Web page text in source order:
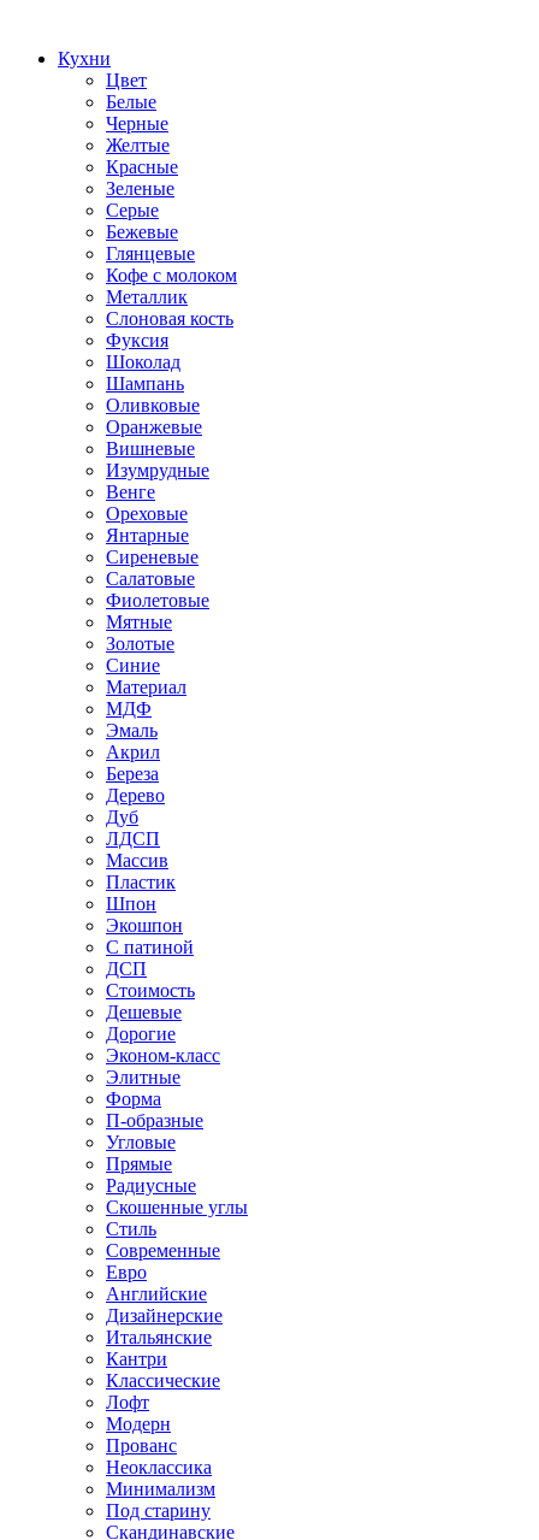
Кухни
Цвет
Белые
Черные
Желтые
Красные
Зеленые
Серые
Бежевые
Глянцевые
Кофе с молоком
Металлик
Слоновая кость
Фуксия
Шоколад
Шампань
Оливковые
Оранжевые
Вишневые
Изумрудные
Венге
Ореховые
Янтарные
Сиреневые
Салатовые
Фиолетовые
Мятные
Золотые
Синие
Материал
МДФ
Эмаль
Акрил
Береза
Дерево
Дуб
ЛДСП
Массив
Пластик
Шпон
Экошпон
С патиной
ДСП
Стоимость
Дешевые
Дорогие
Эконом-класс
Элитные
Форма
П-образные
Угловые
Прямые
Радиусные
Скошенные углы
Стиль
Современные
Евро
Английские
Дизайнерские
Итальянские
Кантри
Классические
Лофт
Модерн
Прованс
Неоклассика
Минимализм
Под старину
Скандинавские